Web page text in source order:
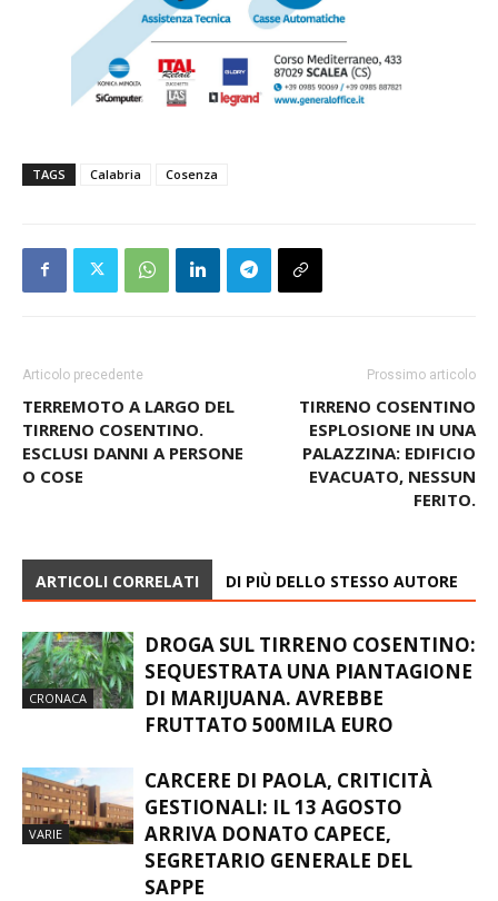
TAGS Calabria Cosenza
Articolo precedente
TERREMOTO A LARGO DEL
TIRRENO COSENTINO.
ESCLUSI DANNI A PERSONE
O COSE
Prossimo articolo
TIRRENO COSENTINO
ESPLOSIONE IN UNA
PALAZZINA: EDIFICIO
EVACUATO, NESSUN
FERITO.
ARTICOLI CORRELATI DI PIÙ DELLO STESSO AUTORE
CRONACA
DROGA SUL TIRRENO COSENTINO:
SEQUESTRATA UNA PIANTAGIONE
DI MARIJUANA. AVREBBE
FRUTTATO 500MILA EURO
VARIE
CARCERE DI PAOLA, CRITICITÀ
GESTIONALI: IL 13 AGOSTO
ARRIVA DONATO CAPECE,
SEGRETARIO GENERALE DEL
SAPPE